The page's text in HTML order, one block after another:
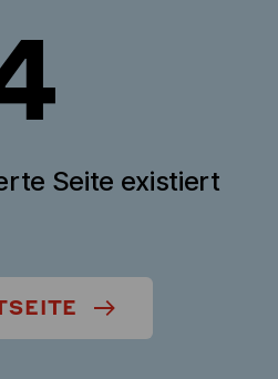
Seite existiert